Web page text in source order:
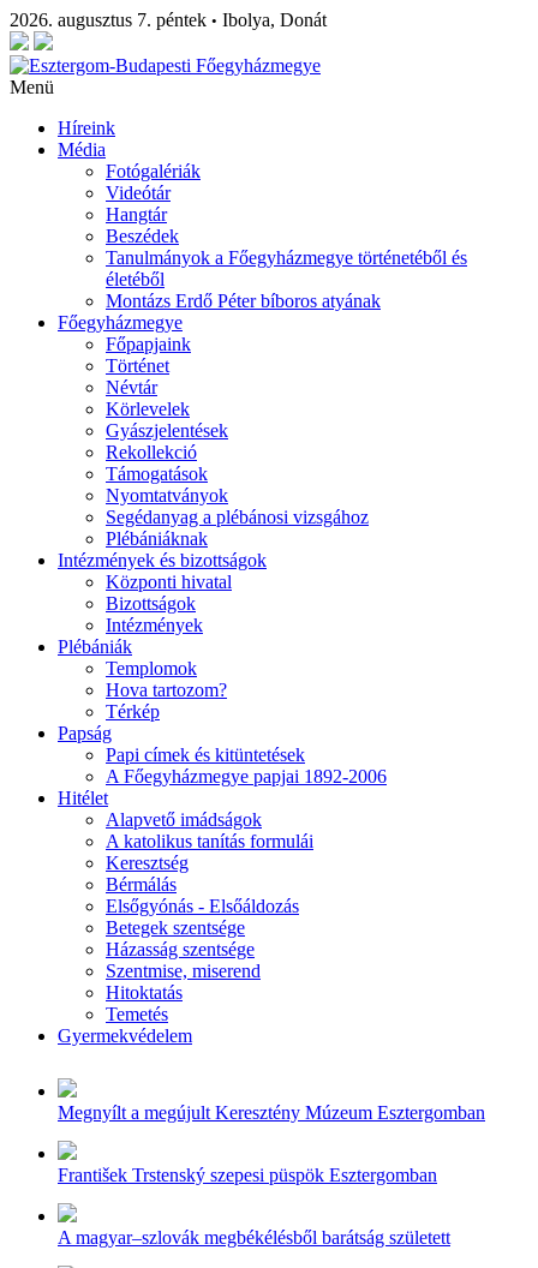
2026. augusztus 7. péntek • Ibolya, Donát
Menü
Híreink
Média
Fotógalériák
Videótár
Hangtár
Beszédek
Tanulmányok a Főegyházmegye történetéből és
életéből
Montázs Erdő Péter bíboros atyának
Főegyházmegye
Főpapjaink
Történet
Névtár
Körlevelek
Gyászjelentések
Rekollekció
Támogatások
Nyomtatványok
Segédanyag a plébánosi vizsgához
Plébániáknak
Intézmények és bizottságok
Központi hivatal
Bizottságok
Intézmények
Plébániák
Templomok
Hova tartozom?
Térkép
Papság
Papi címek és kitüntetések
A Főegyházmegye papjai 1892-2006
Hitélet
Alapvető imádságok
A katolikus tanítás formulái
Keresztség
Bérmálás
Elsőgyónás - Elsőáldozás
Betegek szentsége
Házasság szentsége
Szentmise, miserend
Hitoktatás
Temetés
Gyermekvédelem
Megnyílt a megújult Keresztény Múzeum Esztergomban
František Trstenský szepesi püspök Esztergomban
A magyar–szlovák megbékélésből barátság született